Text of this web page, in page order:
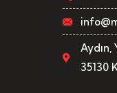
Aydın,
35130